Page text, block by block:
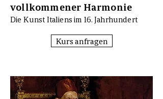
vollkommener Harmonie
Die Kunst Italiens im 16. Jahrhundert
Kurs anfragen